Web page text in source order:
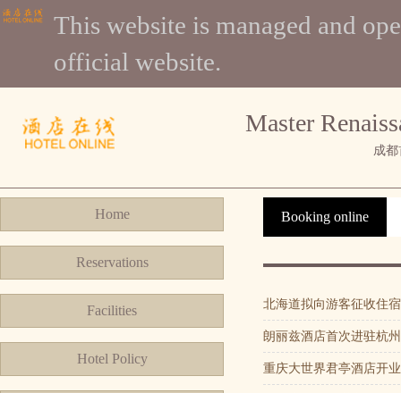
This website is managed and
official website.
Master
成
Home
Reservations
Facilities
Hotel Policy
Booking online
北海道拟向游客征收住
朗丽兹酒店首次进驻杭
重庆大世界君亭酒店开业